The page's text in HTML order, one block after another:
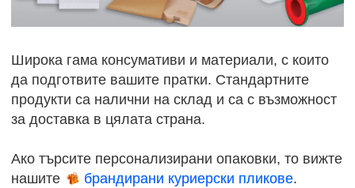
Широка гама консумативи и материали, с които
да подготвите вашите пратки. Стандартните
продукти са налични на склад и са с възможност
за доставка в цялата страна.
Ако търсите персонализирани опаковки, то вижте
нашите
брандирани куриерски пликове.